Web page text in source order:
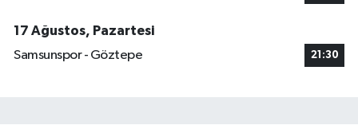
17 Ağustos, Pazartesi
Samsunspor - Göztepe
21:30